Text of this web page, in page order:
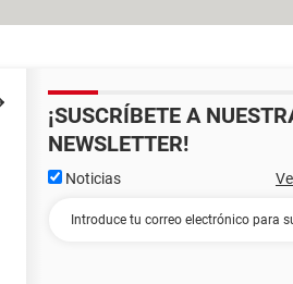
¡SUSCRÍBETE A
NEWSLETTER!
Noticias